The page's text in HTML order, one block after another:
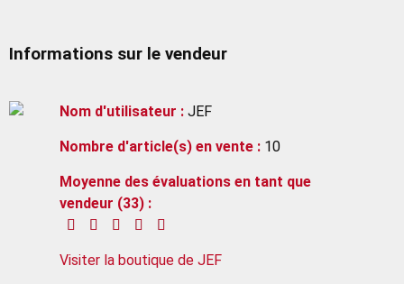
Informations sur le vendeur
Nom d'utilisateur : JEF
Nombre d'article(s) en vente : 10
Moyenne des évaluations en tant que
vendeur (33) :
Visiter la boutique de JEF